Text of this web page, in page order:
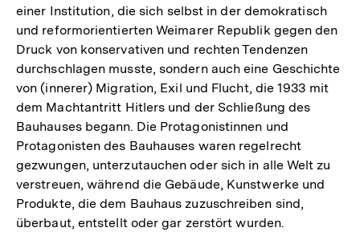
einer Institution, die sich selbst in der demokratisch
und reformorientierten Weimarer Republik gegen den
Druck von konservativen und rechten Tendenzen
durchschlagen musste, sondern auch eine Geschichte
von (innerer) Migration, Exil und Flucht, die 1933 mit
dem Machtantritt Hitlers und der Schließung des
Bauhauses begann. Die Protagonistinnen und
Protagonisten des Bauhauses waren regelrecht
gezwungen, unterzutauchen oder sich in alle Welt zu
verstreuen, während die Gebäude, Kunstwerke und
Produkte, die dem Bauhaus zuzuschreiben sind,
überbaut, entstellt oder gar zerstört wurden.